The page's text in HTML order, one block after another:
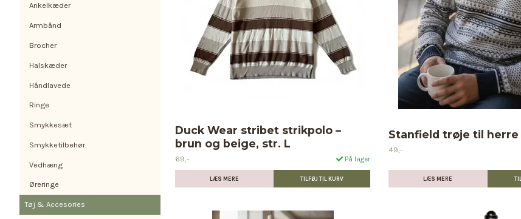
Ankelkæder
Armbånd
Brocher
Halskæder
Håndlavede
Ringe
Smykkesæt
Smykketilbehør
Vedhæng
Øreringe
Tøj & Accesories
Duck Wear stribet strikpolo –
brun og beige, str. L
69,- På lager
LÆS MERE
Stanfield trøje til herre
49,-
LÆS MERE